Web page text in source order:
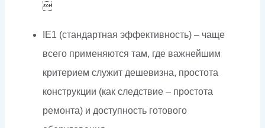

IE1 (стандартная эффективность) – чаще
всего применяются там, где важнейшим
критерием служит дешевизна, простота
конструкции (как следствие – простота
ремонта) и доступность готового